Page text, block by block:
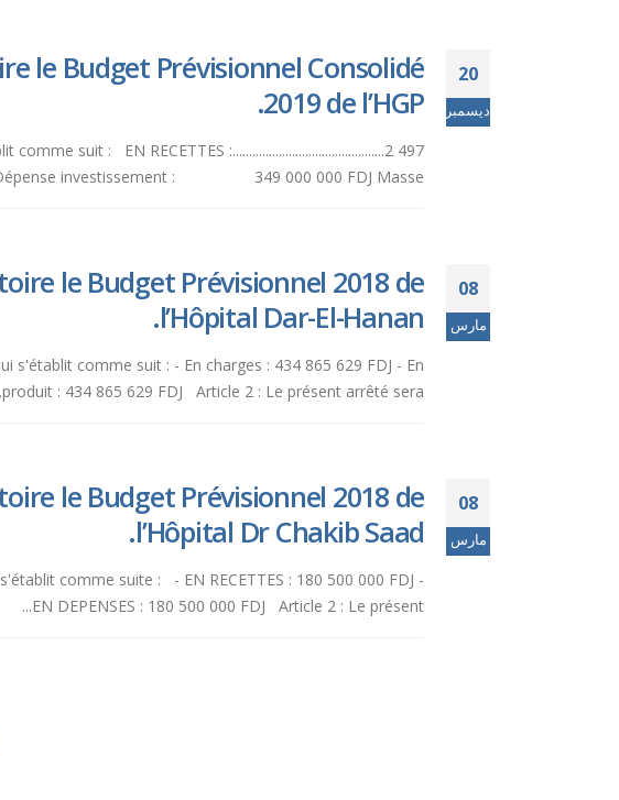
20
ديسمبر
le Budget Prévisionnel Consolidé
2019 de l’HGP.
suit : EN RECETTES :..............................................2 497
Dont Dépense investissement : 349 000 000 FDJ Masse...
08
مارس
le Budget Prévisionnel 2018 de
l’Hôpital Dar-El-Hanan.
comme suit : - En charges : 434 865 629 FDJ - En
produit : 434 865 629 FDJ Article 2 : Le présent arrêté sera...
08
مارس
le Budget Prévisionnel 2018 de
l’Hôpital Dr Chakib Saad.
comme suite : - EN RECETTES : 180 500 000 FDJ -
EN DEPENSES : 180 500 000 FDJ Article 2 : Le présent...